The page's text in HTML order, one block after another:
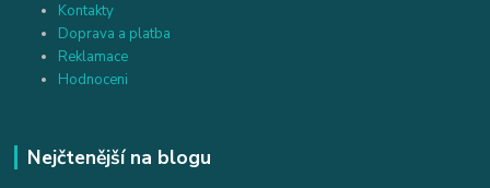
Kontakty
Doprava a platba
Reklamace
Hodnoceni
Nejčtenější na blogu